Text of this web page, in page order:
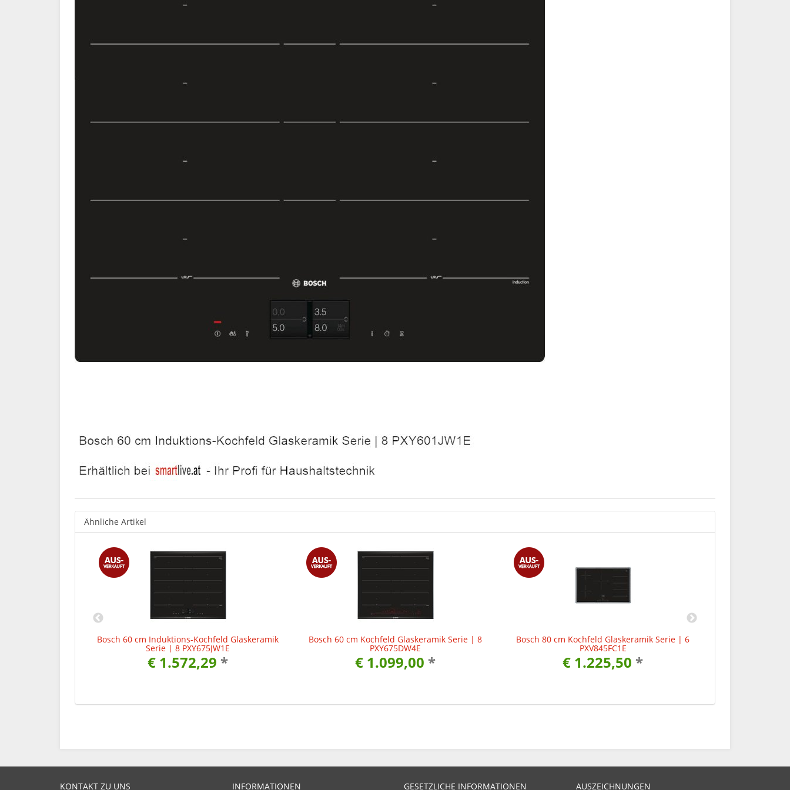
Ähnliche Artikel
Bosch 60 cm Induktions-Kochfeld Glaskeramik
Serie | 8 PXY675JW1E
€ 1.572,29 *
Bosch 60 cm Kochfeld Glaskeramik Serie | 8
PXY675DW4E
€ 1.099,00 *
Bosch 80 cm Kochfeld Glaskeramik Serie | 6
PXV845FC1E
€ 1.225,50 *
KONTAKT ZU UNS INFORMATIONEN GESETZLICHE INFORMATIONEN AUSZEICHNUNGEN